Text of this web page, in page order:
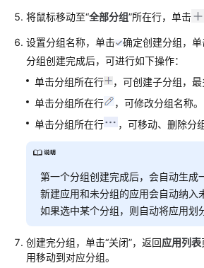
查
询
审
日
志
选）
API
参
将鼠标移动至“全部分组”所在行，单击
设置分组名称，单击 确定创建分组，单
分组创建完成后，可进行如下操作：
单击分组所在行
，可创建子分组，最
单击分组所在行
，可修改分组名称。
单击分组所在行
，可移动、删除分组
第一个分组创建完成后，会自动生成
新建应用和未分组的应用会自动纳入
如果选中某个分组，则自动将应用划
创建完分组，单击“关闭”，返回应用列表
用移动到对应分组。